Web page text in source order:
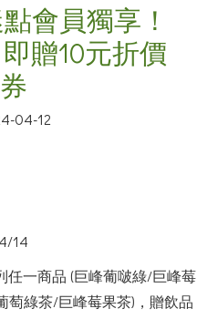
會員獨享！
贈10元折價
券
04-12
14
任一商品 (巨峰葡啵綠/巨峰莓
綠茶/巨峰莓果茶)，贈飲品